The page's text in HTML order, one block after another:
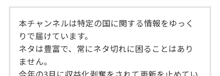
本チャンネルは特定の国に関する情報をゆっく
りで届けています。
ネタは豊富で、常にネタ切れに困ることはあり
ません。